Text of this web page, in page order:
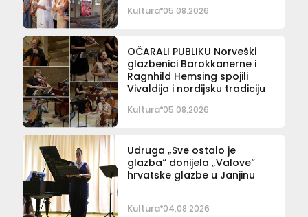
Kultura 05.08.2026
OČARALI PUBLIKU Norveški
glazbenici Barokkanerne i
Ragnhild Hemsing spojili
Vivaldija i nordijsku tradiciju
Kultura 05.08.2026
Udruga „Sve ostalo je
glazba“ donijela „Valove“
hrvatske glazbe u Janjinu
Kultura 04.08.2026